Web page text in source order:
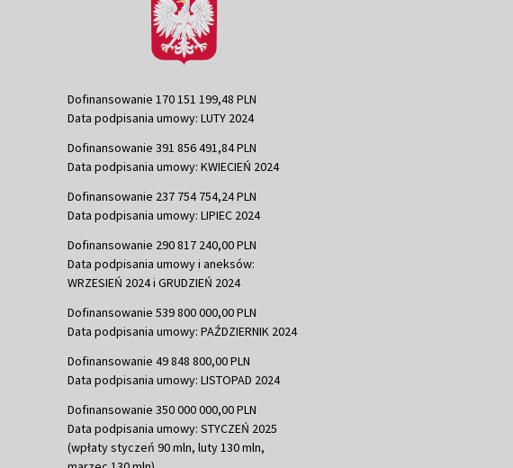
Dofinansowanie 170 151 199,48 PLN
Data podpisania umowy: LUTY 2024
Dofinansowanie 391 856 491,84 PLN
Data podpisania umowy: KWIECIEŃ 2024
Dofinansowanie 237 754 754,24 PLN
Data podpisania umowy: LIPIEC 2024
Dofinansowanie 290 817 240,00 PLN
Data podpisania umowy i aneksów:
WRZESIEŃ 2024 i GRUDZIEŃ 2024
Dofinansowanie 539 800 000,00 PLN
Data podpisania umowy: PAŹDZIERNIK 2024
Dofinansowanie 49 848 800,00 PLN
Data podpisania umowy: LISTOPAD 2024
Dofinansowanie 350 000 000,00 PLN
Data podpisania umowy: STYCZEŃ 2025
(wpłaty styczeń 90 mln, luty 130 mln,